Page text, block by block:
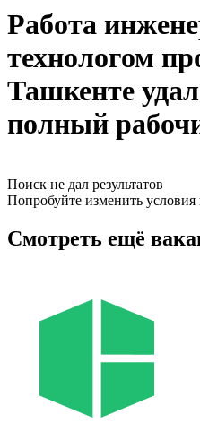
Работа
технологом
Ташкенте
полный
Поиск не дал результатов
Попробуйте изменить условия
Смотреть ещё